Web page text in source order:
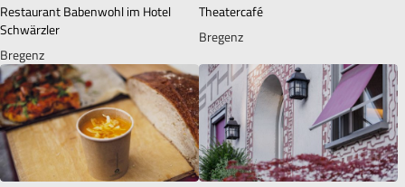
Restaurant Babenwohl im Hotel
Schwärzler
Bregenz
Theatercafé
Bregenz